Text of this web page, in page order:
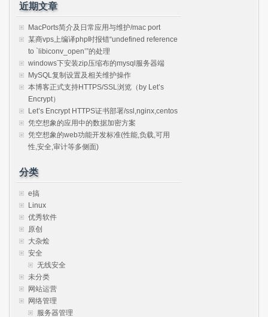
近期文章
MacPorts简介及日常应用与维护/mac port
某商vps上编译php时报错“undefined reference
to `libiconv_open’”的处理
windows下安装zip压缩布的mysql服务器端
MySQL复制设置及相关维护操作
本博客正式支持HTTPS/SSL浏览（by Let’s
Encrypt）
Let’s Encrypt HTTPS证书部署/ssl,nginx,centos
凭空想象的应用中的数据加密方案
凭空想象的web功能开发标准(性能,负载,可用
性,安全,审计等多侧面)
分类
e搞
Linux
优秀软件
原创
大杂烩
安全
无线安全
未分类
网站运营
网络管理
服务器管理